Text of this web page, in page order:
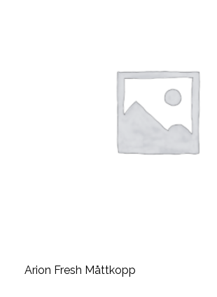
Arion Fresh Måttkopp